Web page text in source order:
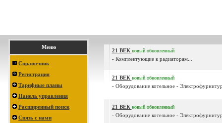
Меню
Справочник
Регистрация
Тарифные планы
Панель управления
Расширенный поиск
Связь с нами
21 ВЕК новый обновленный
- Комплектующие к радиаторам...
21 ВЕК новый обновленный
- Оборудование котельное -
21 ВЕК новый обновленный
- Оборудование котельное -